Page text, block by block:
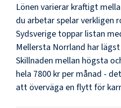
Lönen varierar kraftigt
du arbetar spelar verkligen
Sydsverige toppar listan
Mellersta Norrland har
Skillnaden mellan högsta
hela 7800 kr per månad -
att överväga en flytt för